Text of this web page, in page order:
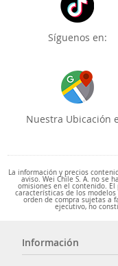
Síguenos en:
Nuestra Ubicación
La información y precios
aviso. Wei Chile S. A. no se
omisiones en el contenido.
características de los
orden de compra sujetas a
ejecutivo, no
Información